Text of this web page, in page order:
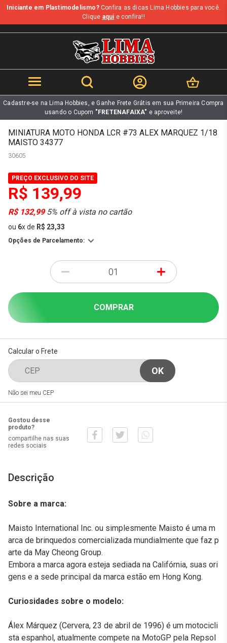
b
Iniciante em Plastimodelismo?Confira as dicas Lima Hobbies para você.
Clique aqui e confira!!
Cadastre-se na Lima Hobbies, e Ganhe Frete Grátis em sua Primeira Compra
usando o Cupom "FRETENAFAIXA" e aproveite!
MINIATURA MOTO HONDA LCR #73 ALEX MARQUEZ 1/18
MAISTO 34377
30605
PREÇO EXCLUSIVO DO SITE
R$ 139,99
R$ 132,995% off à vista no cartão
ou 6xde R$ 23,33
Opções de Parcelamento:
- +
COMPRAR
Calcular o Frete
Não sei meu CEP
Gostou desse
produto?
compartilhe nas suas
redes sociais
Descrição
Sobre a marca:
Maisto International Inc. ou simplesmente Maisto é uma m
arca de brinquedos comercializada mundialmente que faz p
arte da May Cheong Group.
Embora a marca agora esteja sediada na Califórnia, suas ori
gens e a sede principal da marca estão em Hong Kong.
Curiosidades sobre o modelo:
Álex Márquez (Cervera, 23 de abril de 1996) é um motocicli
sta espanhol, atualmente compete na MotoGP pela Repsol